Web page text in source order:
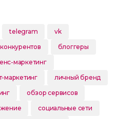
telegram
vk
блоггеры
маркетинг
маркетинг
личный бренд
обзор сервисов
социальные сети